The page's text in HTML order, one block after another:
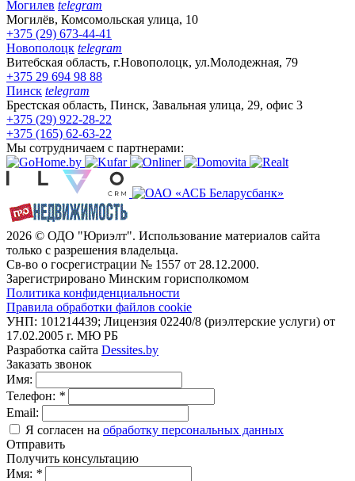
Могилев telegram
Могилёв, Комсомольская улица, 10
+375 (29) 673-44-41
Новополоцк telegram
Витебская область, г.Новополоцк, ул.Молодежная, 79
+375 29 694 98 88
Пинск telegram
Брестская область, Пинск, Завальная улица, 29, офис 3
+375 (29) 922-28-22
+375 (165) 62-63-22
Мы сотрудничаем с партнерами:
2026 © ОДО "Юриэлт". Использование материалов сайта
только с разрешения владельца.
Св-во о госрегистрации № 1557 от 28.12.2000.
Зарегистрировано Минским горисполкомом
Политика конфиденциальности
Правила обработки файлов cookie
УНП: 101214439; Лицензия 02240/8 (риэлтерские услуги) от
17.02.2005 г. МЮ РБ
Разработка сайта Dessites.by
Заказать звонок
Имя:
Телефон: *
Email:
Я согласен на обработку персональных данных
Отправить
Получить консультацию
Имя: *